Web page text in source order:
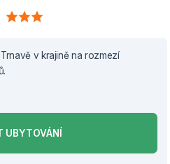
v krajině na rozmezí
UBYTOVÁNÍ